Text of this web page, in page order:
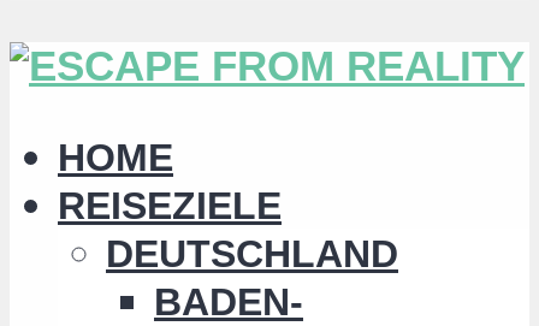
HOME
REISEZIELE
DEUTSCHLAND
BADEN-